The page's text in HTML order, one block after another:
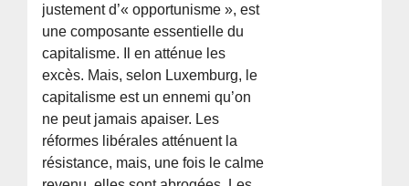
justement d’« opportunisme », est
une composante essentielle du
capitalisme. Il en atténue les
excès. Mais, selon Luxemburg, le
capitalisme est un ennemi qu’on
ne peut jamais apaiser. Les
réformes libérales atténuent la
résistance, mais, une fois le calme